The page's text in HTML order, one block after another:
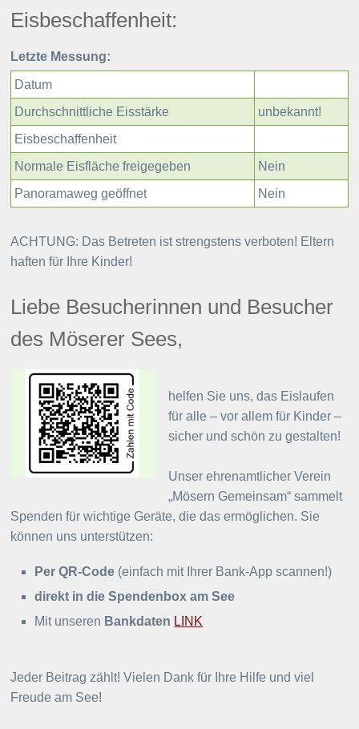
Mösern Gemeinsam
Historische Zäune
Bürgermeldungen
Breitband
Gratis WLAN
Defibox in Mösern
Skilift Mösern
Eisbeschaffenheit:
Letzte Messung:
Datum
Durchschnittliche Eisstärke
unbekannt!
Eisbeschaffenheit
Normale Eisfläche freigegeben
Nein
Panoramaweg geöffnet
Nein
ACHTUNG: Das Betreten ist strengstens verboten! Eltern
haften für Ihre Kinder!
Liebe Besucherinnen und Besucher
des Möserer Sees,
helfen Sie uns, das Eislaufen
für alle – vor allem für Kinder –
sicher und schön zu gestalten!
Unser ehrenamtlicher Verein
„Mösern Gemeinsam“ sammelt
Spenden für wichtige Geräte, die das ermöglichen. Sie
können uns unterstützen:
Per QR-Code (einfach mit Ihrer Bank-App scannen!)
direkt in die Spendenbox am See
Mit unseren Bankdaten LINK
Jeder Beitrag zählt! Vielen Dank für Ihre Hilfe und viel
Freude am See!